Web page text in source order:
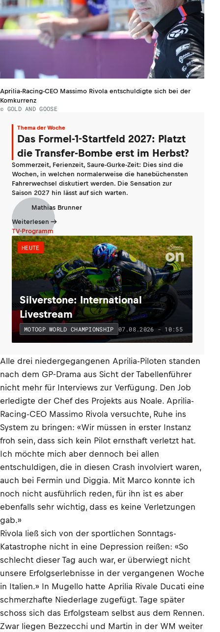
Aprilia-Racing-CEO Massimo Rivola entschuldigte sich bei der
Komkurrenz
© GOLD AND GOOSE
Thema der Woche
Das Formel-1-Startfeld 2027: Platzt
die Transfer-Bombe erst im Herbst?
Sommerzeit, Ferienzeit, Saure-Gurke-Zeit: Dies sind die
Wochen, in welchen normalerweise die hanebüchensten
Fahrerwechsel diskutiert werden. Die Sensation zur
Saison 2027 hin lässt auf sich warten.
Mathias Brunner
Weiterlesen
TV-Programm
HEUTE
Silverstone: International
Livestream
MOTOGP WORLD CHAMPIONSHIP 07.08.2026 - 10:55
Alle drei niedergegangenen Aprilia-Piloten standen
nach dem GP-Drama aus Sicht der Tabellenführer
nicht mehr für Interviews zur Verfügung. Den Job
erledigte der Chef des Projekts aus Noale. Aprilia-
Racing-CEO Massimo Rivola versuchte, Ruhe ins
System zu bringen: «Wir müssen in erster Instanz
froh sein, dass sich kein Pilot ernsthaft verletzt hat.
Ich möchte mich aber dennoch bei allen
entschuldigen, die in diesen Crash involviert waren,
auch bei Fermin und Diggia. Mit Marco konnte ich
noch nicht ausführlich reden, für ihn ist es aber
ebenfalls sehr wichtig, dass es keine Verletzungen
gab.»
Rivola ließ sich von der sportlichen Sonntags-
Katastrophe nicht in eine Depression reißen: «So
schlecht dieser Tag auch war, er überwiegt nicht
unsere Erfolgserlebnisse in der vergangenen Woche
in Italien.» In Mugello hatte Aprilia Rivale Ducati eine
schmerzhafte Niederlage zugefügt. Tage später
schoss sich das Erfolgsteam selbst aus dem Rennen.
Zwar liegen Bezzecchi und Martin in der WM weiter